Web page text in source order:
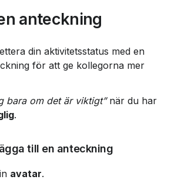
anteckning
din aktivitetsstatus med en
för att ge kollegorna mer
bara om det är viktigt” när du har
.
till en anteckning
avatar.